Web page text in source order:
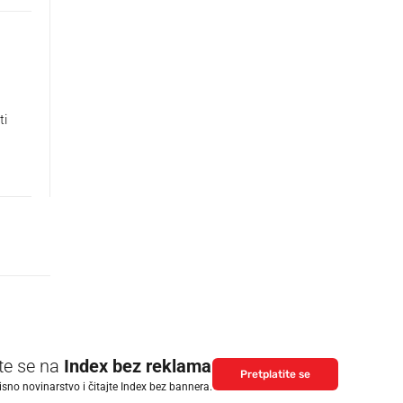
se na Index bez reklama
novinarstvo i čitajte Index bez bannera.
Pretplatite se